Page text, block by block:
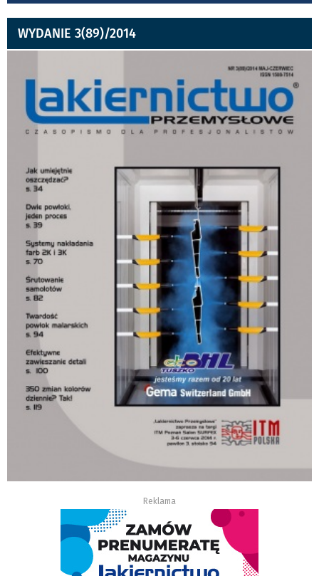
WYDANIE 3(89)/2014
Reklama